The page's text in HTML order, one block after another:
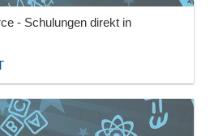
- Schulungen direkt in